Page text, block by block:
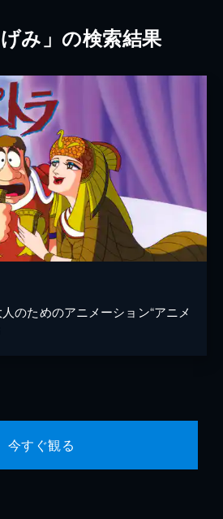
げみ」の検索結果
のためのアニメーション“アニメ
今すぐ観る